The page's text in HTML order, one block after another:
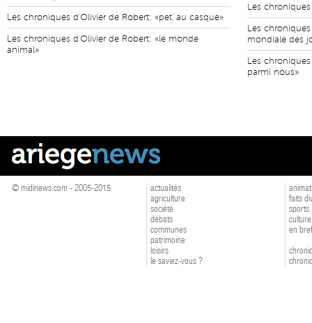
Les chroniques d'Olivier de Robert: «pet' au casque»
Les chroniques d'Olivier de Robert: «le monde
animal»
Les
Les
mondiale des
Les
parmi nous»
© midinews.com - 2005-2015
actualités
agriculture
société
débats
communes
patrimoine
loisirs
le saviez-vous ?
faits
sports
culture
en bref